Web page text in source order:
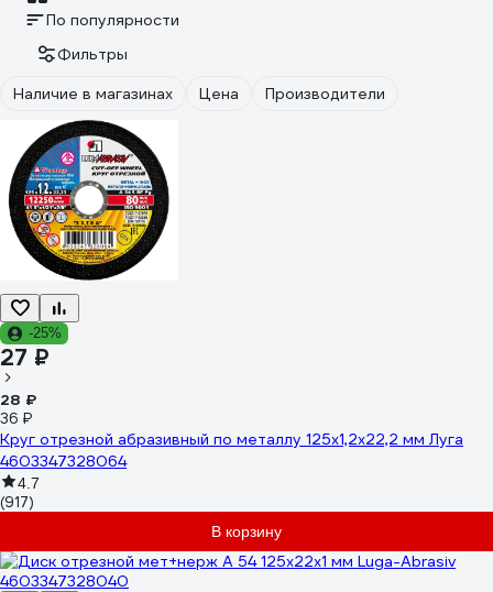
По популярности
Фильтры
Наличие в магазинах
Цена Производители
-25%
27 ₽
28 ₽
36 ₽
Круг отрезной абразивный по металлу 125х1,2х22,2 мм Луга
4603347328064
4.7
(917)
В корзину